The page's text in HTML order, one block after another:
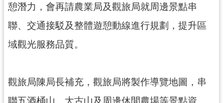
憩潛力，會再請農業局及觀旅局就周邊景點串
聯、交通接駁及整體遊憩動線進行規劃，提升區
域觀光服務品質。
觀旅局陳局長補充，觀旅局將製作導覽地圖，串
聯五酒桶山、大古山及周邊休閒農場等景點資